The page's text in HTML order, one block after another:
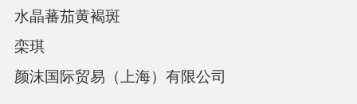
水晶蕃茄黄褐斑
栾琪
颜沫国际贸易（上海）有限公司